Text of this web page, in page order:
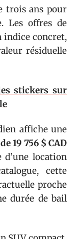
trois ans pour
Les offres de
indice concret,
résiduelle
stickers sur
affiche une
19 756 $ CAD
d’une location
cette
proche
durée de bail